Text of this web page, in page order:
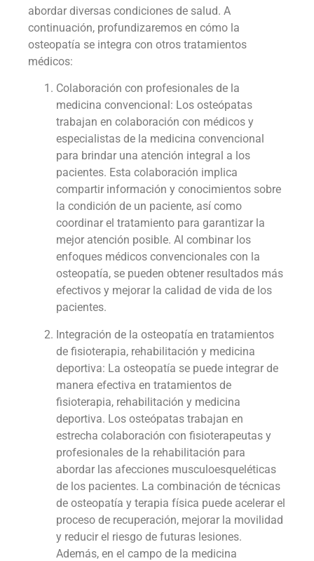
abordar diversas condiciones de salud. A
continuación, profundizaremos en cómo la
osteopatía se integra con otros tratamientos
médicos:
Colaboración con profesionales de la
medicina convencional: Los osteópatas
trabajan en colaboración con médicos y
especialistas de la medicina convencional
para brindar una atención integral a los
pacientes. Esta colaboración implica
compartir información y conocimientos sobre
la condición de un paciente, así como
coordinar el tratamiento para garantizar la
mejor atención posible. Al combinar los
enfoques médicos convencionales con la
osteopatía, se pueden obtener resultados más
efectivos y mejorar la calidad de vida de los
pacientes.
Integración de la osteopatía en tratamientos
de fisioterapia, rehabilitación y medicina
deportiva: La osteopatía se puede integrar de
manera efectiva en tratamientos de
fisioterapia, rehabilitación y medicina
deportiva. Los osteópatas trabajan en
estrecha colaboración con fisioterapeutas y
profesionales de la rehabilitación para
abordar las afecciones musculoesqueléticas
de los pacientes. La combinación de técnicas
de osteopatía y terapia física puede acelerar el
proceso de recuperación, mejorar la movilidad
y reducir el riesgo de futuras lesiones.
Además, en el campo de la medicina